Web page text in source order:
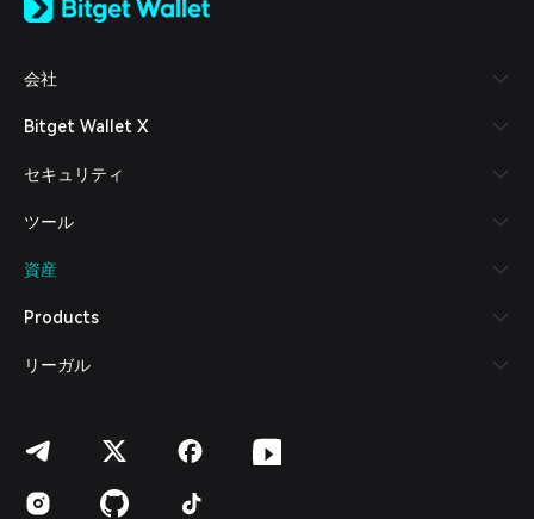
日本語
Español (Latinoamérica)
Italiano
Deutsch
繁體中文
Bahasa Indonesia
Español (Argentina)
会社
Bitget Wallet X
セキュリティ
ツール
資産
Products
リーガル